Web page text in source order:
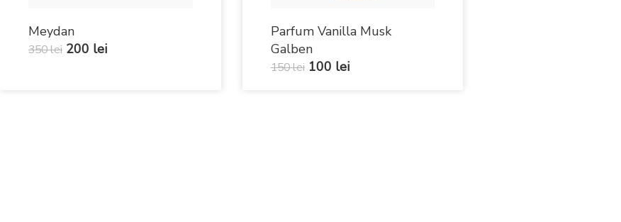
Meydan
350lei 200 lei
Parfum Vanilla Musk
Galben
150lei 100 lei